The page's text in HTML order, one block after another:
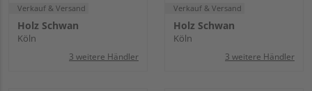
Verkauf & Versand
Holz Schwan
Köln
3 weitere Händler
Verkauf & Versand
Holz Schwan
Köln
3 weitere Händler